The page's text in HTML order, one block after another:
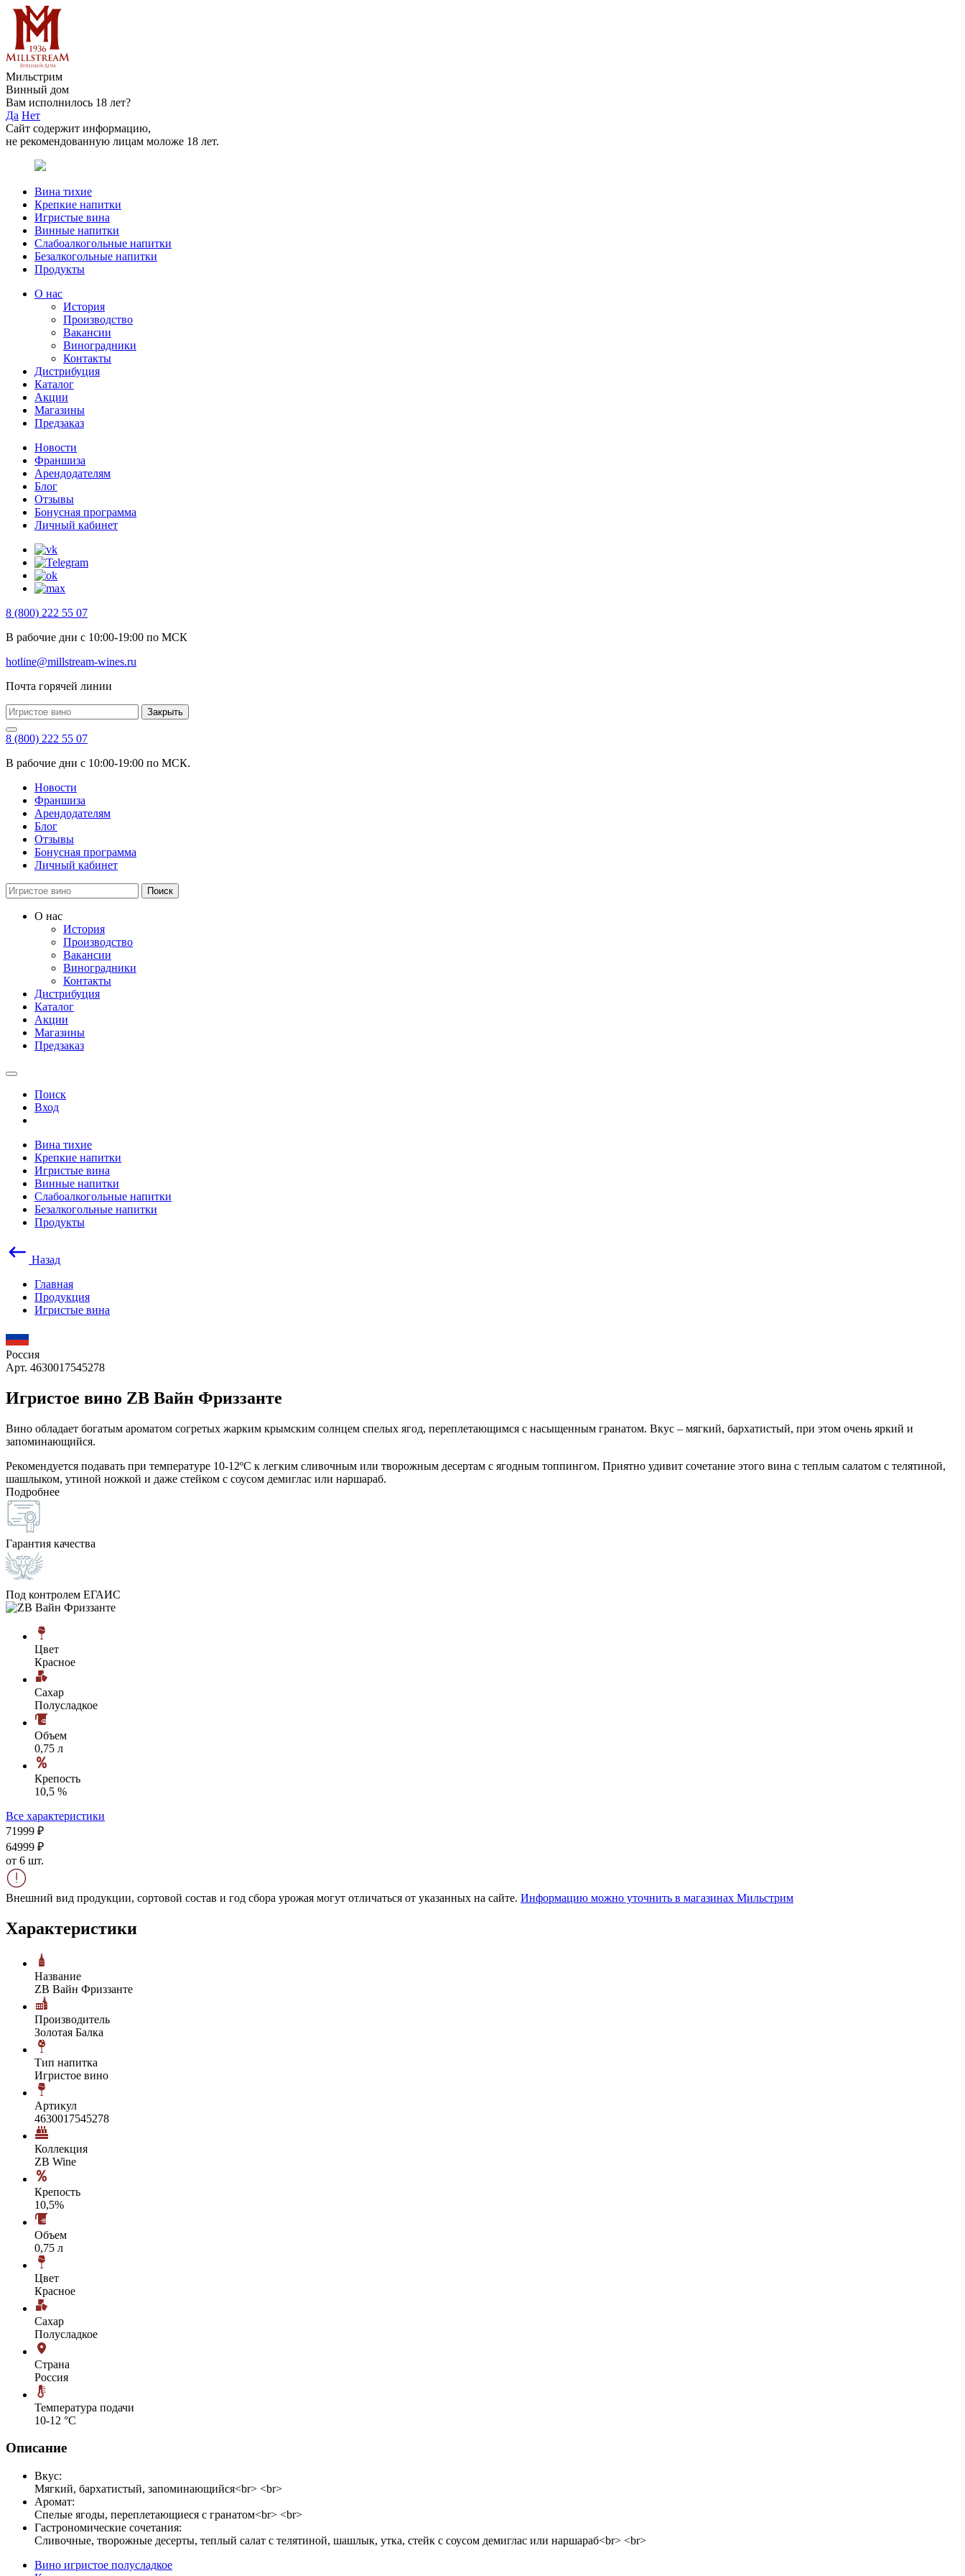
Мильстрим
Винный дом
Вам исполнилось 18 лет?
Да Нет
Сайт содержит информацию,
не рекомендованную лицам моложе 18 лет.
Вина тихие
Крепкие напитки
Игристые вина
Винные напитки
Слабоалкогольные напитки
Безалкогольные напитки
Продукты
О нас
История
Производство
Вакансии
Виноградники
Контакты
Дистрибуция
Каталог
Акции
Магазины
Предзаказ
Новости
Франшиза
Арендодателям
Блог
Отзывы
Бонусная программа
Личный кабинет
8 (800) 222 55 07
В рабочие дни с 10:00-19:00 по МСК
hotline@millstream-wines.ru
Почта горячей линии
Закрыть
8 (800) 222 55 07
В рабочие дни с 10:00-19:00 по МСК.
Новости
Франшиза
Арендодателям
Блог
Отзывы
Бонусная программа
Личный кабинет
Поиск
О нас
История
Производство
Вакансии
Виноградники
Контакты
Дистрибуция
Каталог
Акции
Магазины
Предзаказ
Поиск
Вход
Вина тихие
Крепкие напитки
Игристые вина
Винные напитки
Слабоалкогольные напитки
Безалкогольные напитки
Продукты
Назад
Главная
Продукция
Игристые вина
Россия
Арт. 4630017545278
Игристое вино ZB Вайн Фриззанте
Вино обладает богатым ароматом согретых жарким крымским солнцем спелых ягод, переплетающимся с насыщенным гранатом. Вкус – мягкий, бархатистый, при этом очень яркий и
запоминающийся.
Рекомендуется подавать при температуре 10-12ºC к легким сливочным или творожным десертам с ягодным топпингом. Приятно удивит сочетание этого вина с теплым салатом с телятиной,
шашлыком, утиной ножкой и даже стейком с соусом демиглас или наршараб.
Подробнее
Гарантия качества
Под контролем ЕГАИС
Цвет
Красное
Сахар
Полусладкое
Объем
0,75 л
Крепость
10,5 %
Все характеристики
71999 ₽
64999 ₽
от 6 шт.
Внешний вид продукции, сортовой состав и год сбора урожая могут отличаться от указанных на сайте. Информацию можно уточнить в магазинах Мильстрим
Характеристики
Название
ZB Вайн Фриззанте
Производитель
Золотая Балка
Тип напитка
Игристое вино
Артикул
4630017545278
Коллекция
ZB Wine
Крепость
10,5%
Объем
0,75 л
Цвет
Красное
Сахар
Полусладкое
Страна
Россия
Температура подачи
10-12 °С
Описание
Вкус:
Мягкий, бархатистый, запоминающийся<br> <br>
Аромат:
Спелые ягоды, переплетающиеся с гранатом<br> <br>
Гастрономические сочетания:
Сливочные, творожные десерты, теплый салат с телятиной, шашлык, утка, стейк с соусом демиглас или наршараб<br> <br>
Вино игристое полусладкое